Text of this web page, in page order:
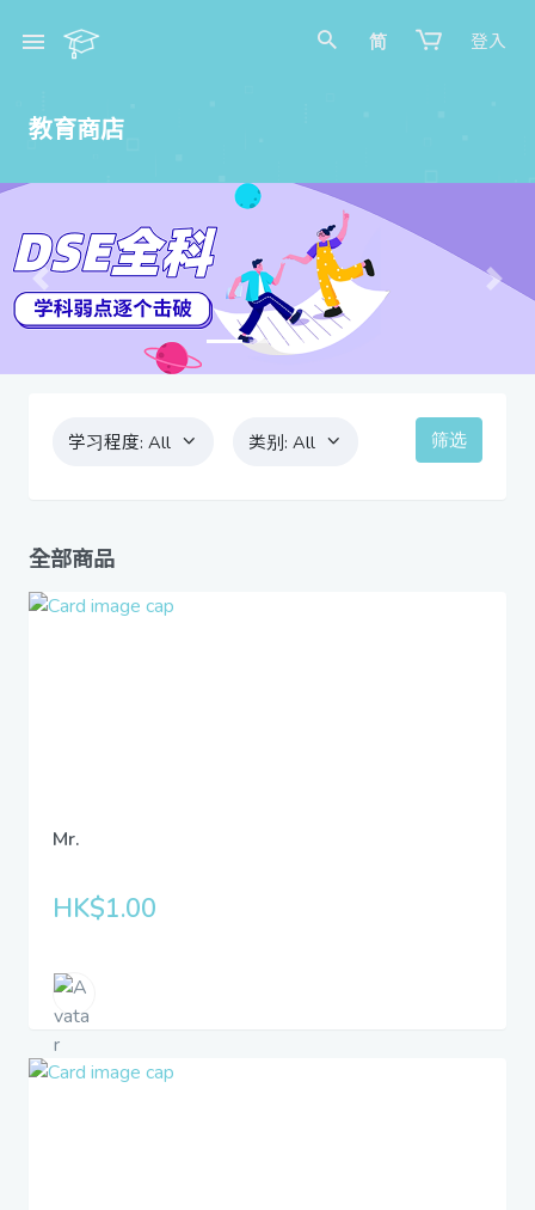
简 登入
教育商店
Previous Next
学习程度: All 类别: All 筛选
全部商品
Mr.
HK$1.00